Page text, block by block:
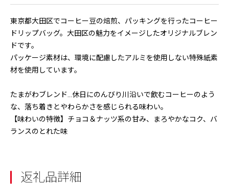
東京都大田区でコーヒー豆の焙煎、パッキングを行ったコーヒー
ドリップバッグ。大田区の魅力をイメージしたオリジナルブレン
ドです。
パッケージ素材は、環境に配慮したアルミを使用しない特殊紙素
材を使用しています。
たまがわブレンド…休日にのんびり川沿いで飲むコーヒーのよう
な、落ち着きとやわらかさを感じられる味わい。
【味わいの特徴】チョコ＆ナッツ系の甘み、まろやかなコク、バ
ランスのとれた味
返礼品詳細